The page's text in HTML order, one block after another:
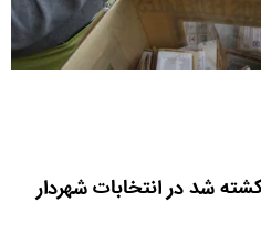
شد در انتخابات شهردار